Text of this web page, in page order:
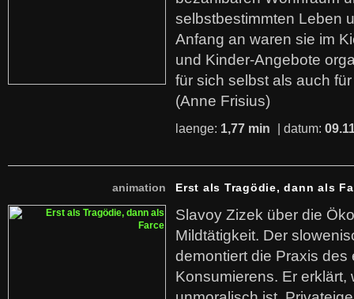
selbstbestimmten Leben
Anfang an waren sie im
und Kinder-Angebote
für sich selbst als auch
(Anne Frisius)
laenge: 1,77 min | datum:
animation Erst als Tragödie, dann als
Slavoy Zizek über die
Mildtätigkeit. Der
demontiert die Praxis des
Konsumierens. Er erklärt,